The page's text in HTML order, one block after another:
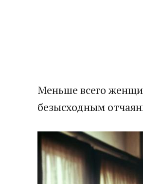
Меньше всего
безысходным